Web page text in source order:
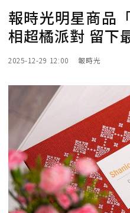
報時光明星商品
相超橘派對 留下
2025-12-29 12:00 報時光